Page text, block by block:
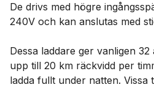
De drivs med högre
240V och kan anslutas med
Dessa laddare ger vanligen
upp till 20 km räckvidd per
ladda fullt under natten.